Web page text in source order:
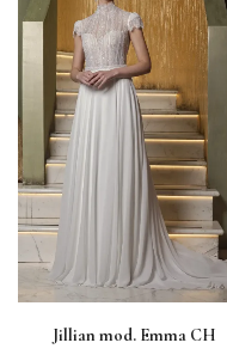
Jillian mod. Emma CH